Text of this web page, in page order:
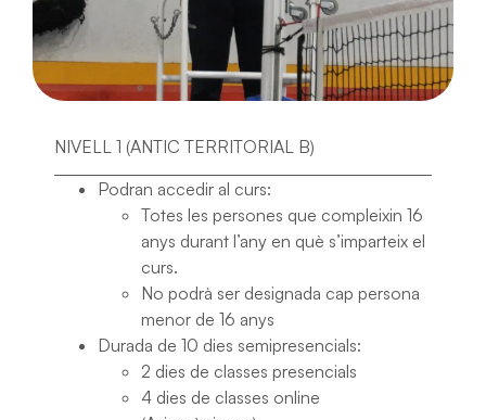
NIVELL 1 (ANTIC TERRITORIAL B)
Podran accedir al curs:
Totes les persones que compleixin 16
anys durant l’any en què s’imparteix el
curs.
No podrà ser designada cap persona
menor de 16 anys
Durada de 10 dies semipresencials:
2 dies de classes presencials
4 dies de classes online